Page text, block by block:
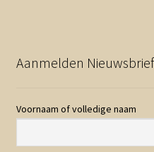
Aanmelden Nieuwsbrief
Voornaam of volledige naam